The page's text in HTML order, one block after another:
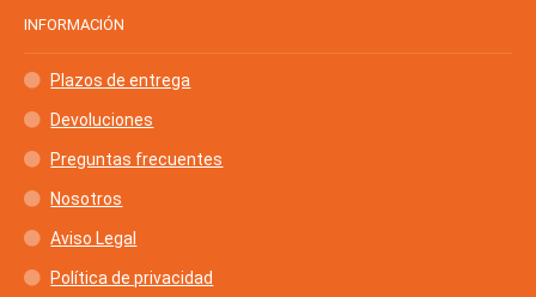
INFORMACIÓN
Plazos de entrega
Devoluciones
Preguntas frecuentes
Nosotros
Aviso Legal
Política de privacidad